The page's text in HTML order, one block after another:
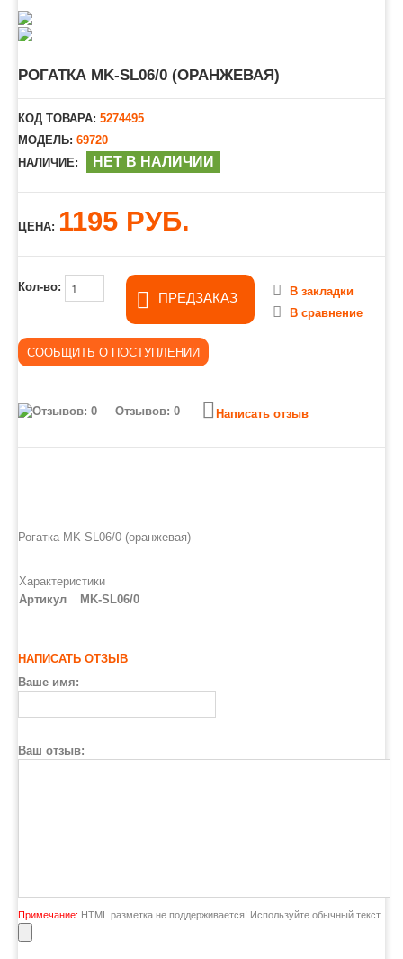
РОГАТКА MK-SL06/0 (ОРАНЖЕВАЯ)
КОД ТОВАРА: 5274495
МОДЕЛЬ: 69720
НАЛИЧИЕ:
НЕТ В НАЛИЧИИ
ЦЕНА: 1195 РУБ.
Кол-во:
ПРЕДЗАКАЗ
В закладки
В сравнение
Отзывов: 0 Написать отзыв
Рогатка MK-SL06/0 (оранжевая)
Характеристики
Артикул
MK-SL06/0
НАПИСАТЬ ОТЗЫВ
Ваше имя:
Ваш отзыв:
Примечание: HTML разметка не поддерживается! Используйте обычный текст.